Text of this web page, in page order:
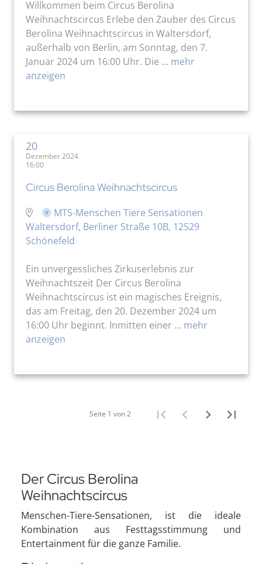
Willkommen beim Circus Berolina
Weihnachtscircus Erlebe den Zauber des Circus
Berolina Weihnachtscircus in Waltersdorf,
außerhalb von Berlin, am Sonntag, den 7.
Januar 2024 um 16:00 Uhr. Die ... mehr
anzeigen
20
Dezember 2024
16:00
Circus Berolina Weihnachtscircus
MTS-Menschen Tiere Sensationen
Waltersdorf, Berliner Straße 10B, 12529
Schönefeld
Ein unvergessliches Zirkuserlebnis zur
Weihnachtszeit Der Circus Berolina
Weihnachtscircus ist ein magisches Ereignis,
das am Freitag, den 20. Dezember 2024 um
16:00 Uhr beginnt. Inmitten einer ... mehr
anzeigen
Seite 1 von 2
Der Circus Berolina
Weihnachtscircus
Menschen-Tiere-Sensationen, ist die ideale
Kombination aus Festtagsstimmung und
Entertainment für die ganze Familie.